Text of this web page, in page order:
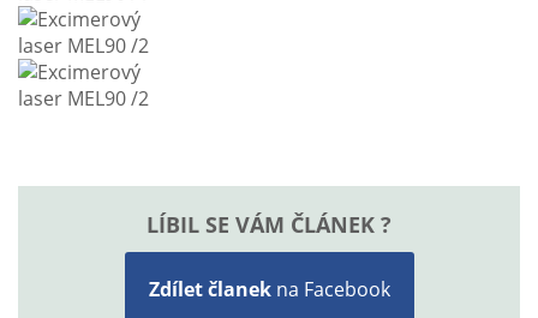
LÍBIL SE VÁM ČLÁNEK ?
Zdílet članekna Facebook